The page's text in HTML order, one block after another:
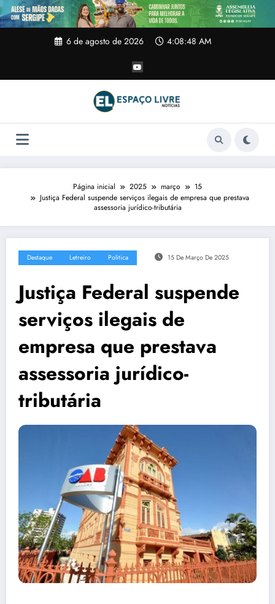
Pular
para
o
6 de agosto de 2026 4:08:49 AM
Página inicial 2025 março
15
Justiça Federal suspende serviços ilegais de empresa que prestava
assessoria jurídico-tributária
Destaque Letreiro Politica 15 De Março De 2025
Justiça Federal suspende
serviços ilegais de
empresa que prestava
assessoria jurídico-
tributária